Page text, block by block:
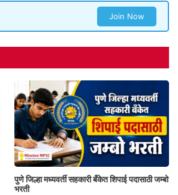
Join Now
पुणे जिल्हा मध्यवर्ती सहकारी बँकेत शिपाई पदासाठी जम्बो
भरती